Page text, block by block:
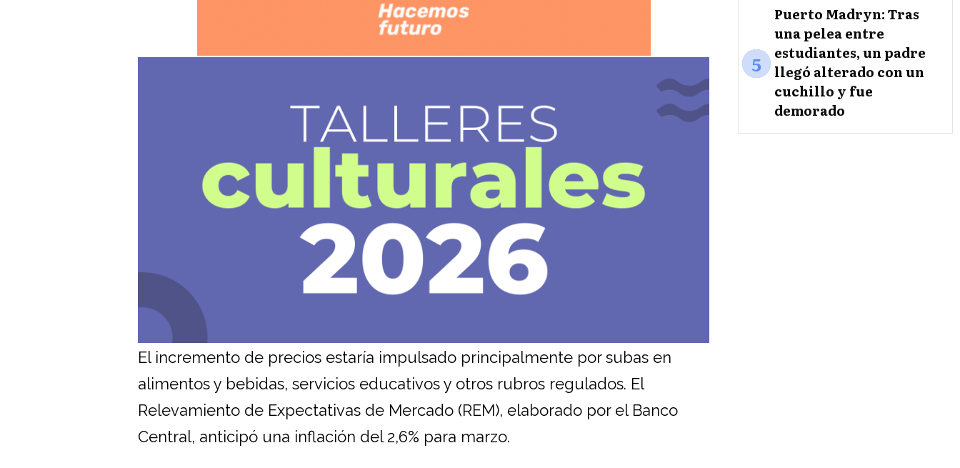
El incremento de precios estaría impulsado principalmente por subas en
alimentos y bebidas, servicios educativos y otros rubros regulados. El
Relevamiento de Expectativas de Mercado (REM), elaborado por el Banco
Central, anticipó una inflación del 2,6% para marzo.
5
Puerto Madryn: Tras
una pelea entre
estudiantes, un padre
llegó alterado con un
cuchillo y fue
demorado